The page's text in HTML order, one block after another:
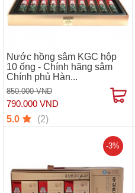
Nước hồng sâm KGC hộp
10 ống - Chính hãng sâm
Chính phủ Hàn...
850.000 VND
790.000 VND
5.0 (2)
-3%